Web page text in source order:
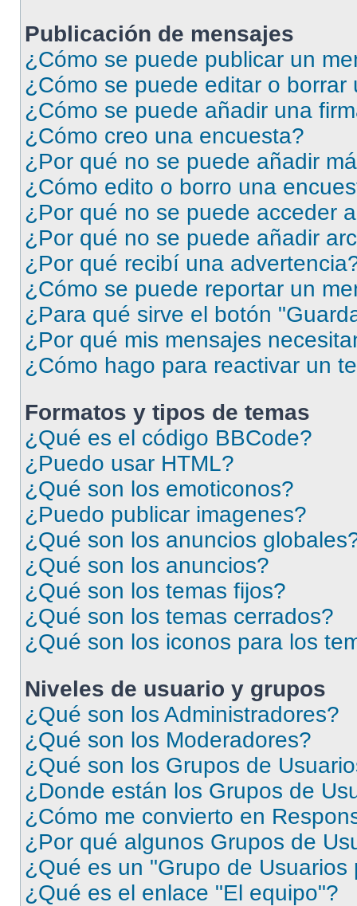
Publicación de mensajes
¿Cómo se puede publicar un
¿Cómo se puede editar o borrar
¿Cómo se puede añadir una
¿Cómo creo una encuesta?
¿Por qué no se puede añadir
¿Cómo edito o borro una
¿Por qué no se puede acceder
¿Por qué no se puede añadir
¿Por qué recibí una
¿Cómo se puede reportar un
¿Para qué sirve el botón
¿Por qué mis mensajes
¿Cómo hago para reactivar un
Formatos y tipos de temas
¿Qué es el código BBCode?
¿Puedo usar HTML?
¿Qué son los emoticonos?
¿Puedo publicar imagenes?
¿Qué son los anuncios
¿Qué son los anuncios?
¿Qué son los temas fijos?
¿Qué son los temas cerrados?
¿Qué son los iconos para los
Niveles de usuario y grupos
¿Qué son los Administradores?
¿Qué son los Moderadores?
¿Qué son los Grupos de
¿Donde están los Grupos de
¿Cómo me convierto en
¿Por qué algunos Grupos de
¿Qué es un "Grupo de Usuarios
¿Qué es el enlace "El equipo"?